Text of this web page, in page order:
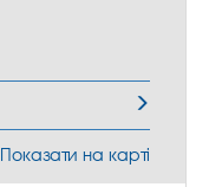
Показати на карті